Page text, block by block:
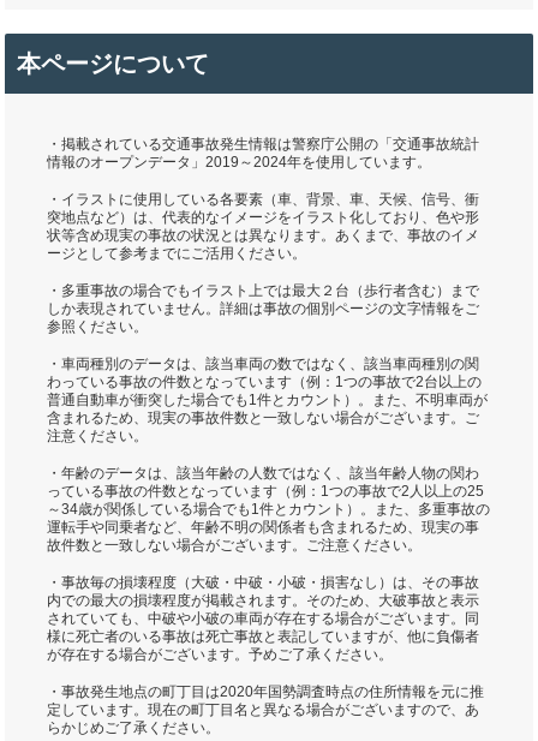
本ページについて
・掲載されている交通事故発生情報は警察庁公開の「交通事故統計
情報のオープンデータ」2019～2024年を使用しています。
・イラストに使用している各要素（車、背景、車、天候、信号、衝
突地点など）は、代表的なイメージをイラスト化しており、色や形
状等含め現実の事故の状況とは異なります。あくまで、事故のイメ
ージとして参考までにご活用ください。
・多重事故の場合でもイラスト上では最大２台（歩行者含む）まで
しか表現されていません。詳細は事故の個別ページの文字情報をご
参照ください。
・車両種別のデータは、該当車両の数ではなく、該当車両種別の関
わっている事故の件数となっています（例：1つの事故で2台以上の
普通自動車が衝突した場合でも1件とカウント）。また、不明車両が
含まれるため、現実の事故件数と一致しない場合がございます。ご
注意ください。
・年齢のデータは、該当年齢の人数ではなく、該当年齢人物の関わ
っている事故の件数となっています（例：1つの事故で2人以上の25
～34歳が関係している場合でも1件とカウント）。また、多重事故の
運転手や同乗者など、年齢不明の関係者も含まれるため、現実の事
故件数と一致しない場合がございます。ご注意ください。
・事故毎の損壊程度（大破・中破・小破・損害なし）は、その事故
内での最大の損壊程度が掲載されます。そのため、大破事故と表示
されていても、中破や小破の車両が存在する場合がございます。同
様に死亡者のいる事故は死亡事故と表記していますが、他に負傷者
が存在する場合がございます。予めご了承ください。
・事故発生地点の町丁目は2020年国勢調査時点の住所情報を元に推
定しています。現在の町丁目名と異なる場合がございますので、あ
らかじめご了承ください。